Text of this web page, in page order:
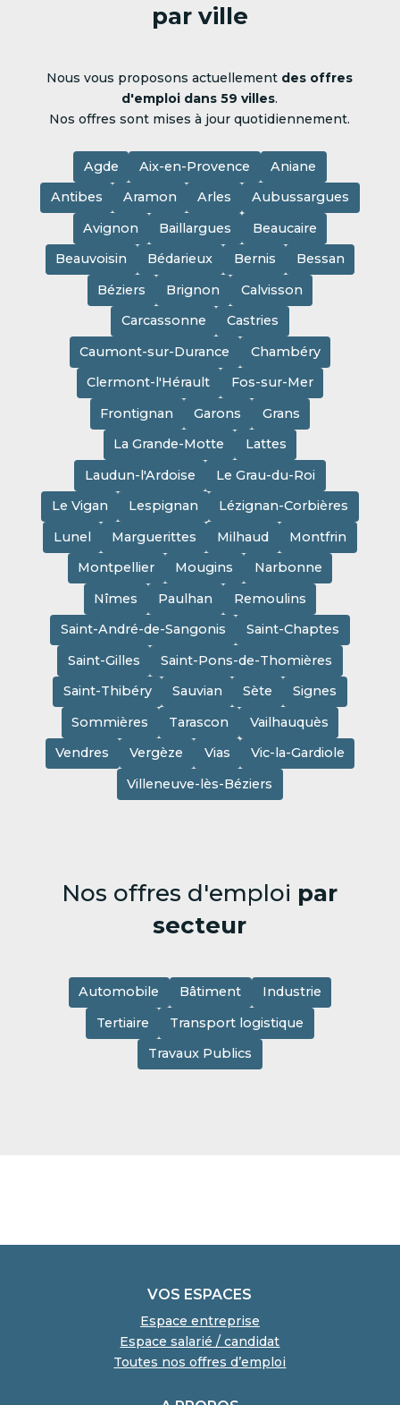
par ville
Nous vous proposons actuellement des offres
d'emploi dans 59 villes.
Nos offres sont mises à jour quotidiennement.
Agde Aix-en-Provence
Aniane
Antibes
Aramon Arles
Aubussargues
Avignon
Baillargues
Beaucaire
Beauvoisin
Bédarieux Bernis
Bessan
Béziers
Brignon
Calvisson
Carcassonne
Castries
Caumont-sur-Durance
Chambéry
Clermont-l'Hérault
Fos-sur-Mer
Frontignan
Garons
Grans
La Grande-Motte
Lattes
Laudun-l'Ardoise
Le Grau-du-Roi
Le Vigan
Lespignan
Lézignan-Corbières
Lunel
Marguerittes Milhaud
Montfrin
Montpellier
Mougins
Narbonne
Nîmes
Paulhan
Remoulins
Saint-André-de-Sangonis
Saint-Chaptes
Saint-Gilles
Saint-Pons-de-Thomières
Saint-Thibéry
Sauvian Sète
Signes
Sommières
Tarascon
Vailhauquès
Vendres
Vergèze Vias
Vic-la-Gardiole
Villeneuve-lès-Béziers
Nos offres d'emploi par
secteur
Automobile Bâtiment
Industrie
Tertiaire
Transport logistique
Travaux Publics
VOS ESPACES
Espace entreprise
Espace salarié / candidat
Toutes nos offres d’emploi